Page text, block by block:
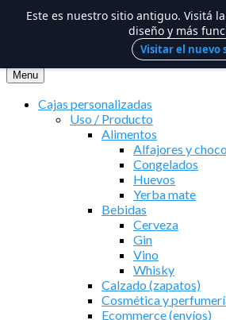
al
contenido
Menu
Cajas personalizadas
Uso / Producto
Alimentos
Alfajores y
Congelados
Huevos
Yerba mate
Bebidas
Cerveza
Gin
Vino
Whisky
Calzado (zapatos)
Cosmética y
Ecommerce (envíos)
Este es nuestro sitio antiguo. Visitá
diseño y más
Visitar el nuevo